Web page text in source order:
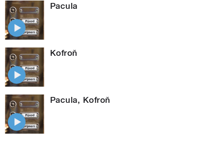
Pacula
Kofroň
Pacula, Kofroň